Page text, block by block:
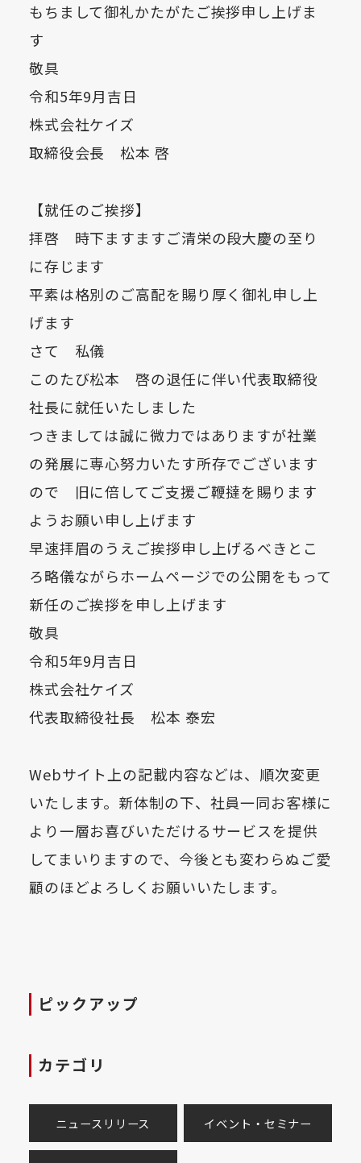
もちまして御礼かたがたご挨拶申し上げま
す
敬具
令和5年9月吉日
株式会社ケイズ
取締役会長 松本 啓
【就任のご挨拶】
拝啓 時下ますますご清栄の段大慶の至り
に存じます
平素は格別のご高配を賜り厚く御礼申し上
げます
さて 私儀
このたび松本 啓の退任に伴い代表取締役
社長に就任いたしました
つきましては誠に微力ではありますが社業
の発展に専心努力いたす所存でございます
ので 旧に倍してご支援ご鞭撻を賜ります
ようお願い申し上げます
早速拝眉のうえご挨拶申し上げるべきとこ
ろ略儀ながらホームページでの公開をもって
新任のご挨拶を申し上げます
敬具
令和5年9月吉日
株式会社ケイズ
代表取締役社長 松本 泰宏
Webサイト上の記載内容などは、順次変更
いたします。新体制の下、社員一同お客様に
より一層お喜びいただけるサービスを提供
してまいりますので、今後とも変わらぬご愛
顧のほどよろしくお願いいたします。
ピックアップ
カテゴリ
ニュースリリース イベント・セミナー